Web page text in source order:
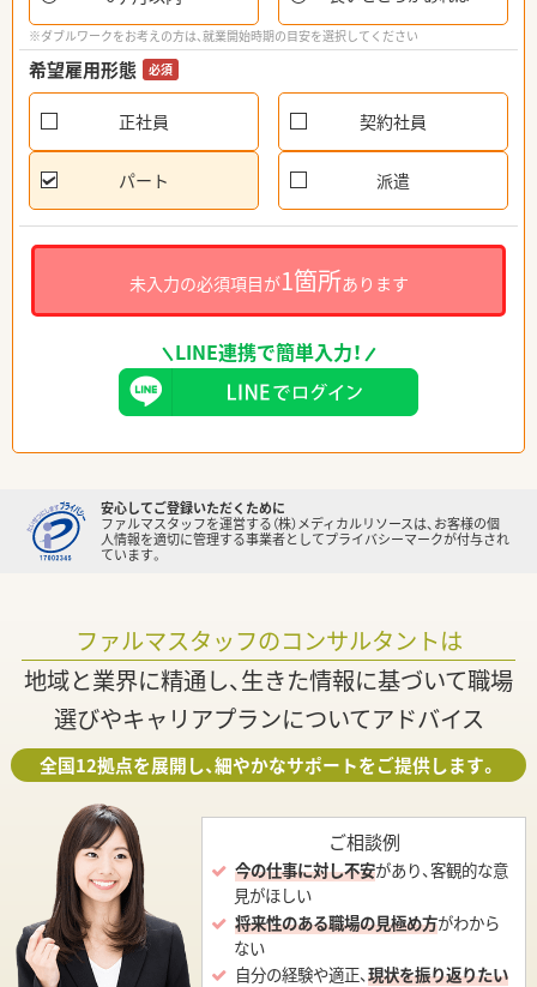
※ダブルワークをお考えの方は、就業開始時期の目安を選択してください
希望雇用形態 必須
正社員 契約社員
パート 派遣
未入力の必須項目が1箇所あります
LINE連携で簡単入力！
安心してご登録いただくために
ファルマスタッフを運営する（株）メディカルリソースは、お客様の個
人情報を適切に管理する事業者としてプライバシーマークが付与され
ています。
ファルマスタッフのコンサルタントは
地域と業界に精通し、生きた情報に基づいて職場
選びやキャリアプランについてアドバイス
全国12拠点を展開し、細やかなサポートをご提供します。
ご相談例
今の仕事に対し不安があり、客観的な意
見がほしい
将来性のある職場の見極め方がわから
ない
自分の経験や適正、現状を振り返りたい